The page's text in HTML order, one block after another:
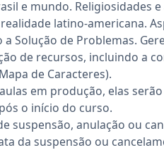
e mundo. Religiosidades
latino-americana.
Solução de Problemas.
de recursos, incluindo a
de Caracteres).
em produção, elas
o início do curso.
suspensão, anulação ou
da suspensão ou